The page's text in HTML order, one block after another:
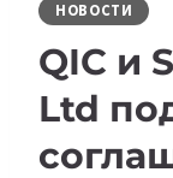
НОВОСТИ
QIC и
Ltd